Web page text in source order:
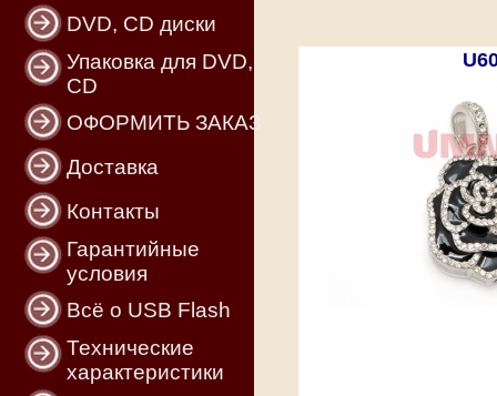
DVD, CD диски
Упаковка для DVD,
CD
ОФОРМИТЬ ЗАКАЗ
Доставка
Контакты
Гарантийные
условия
Всё о USB Flash
Технические
характеристики